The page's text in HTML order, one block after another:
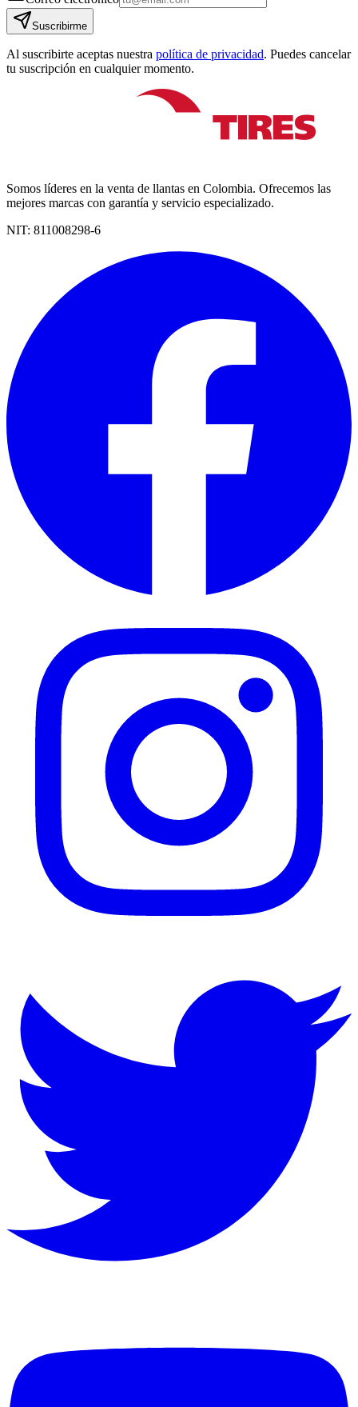
Suscribirme
Al suscribirte aceptas nuestra política de privacidad. Puedes cancelar
tu suscripción en cualquier momento.
Somos líderes en la venta de llantas en Colombia. Ofrecemos las
mejores marcas con garantía y servicio especializado.
NIT: 811008298-6